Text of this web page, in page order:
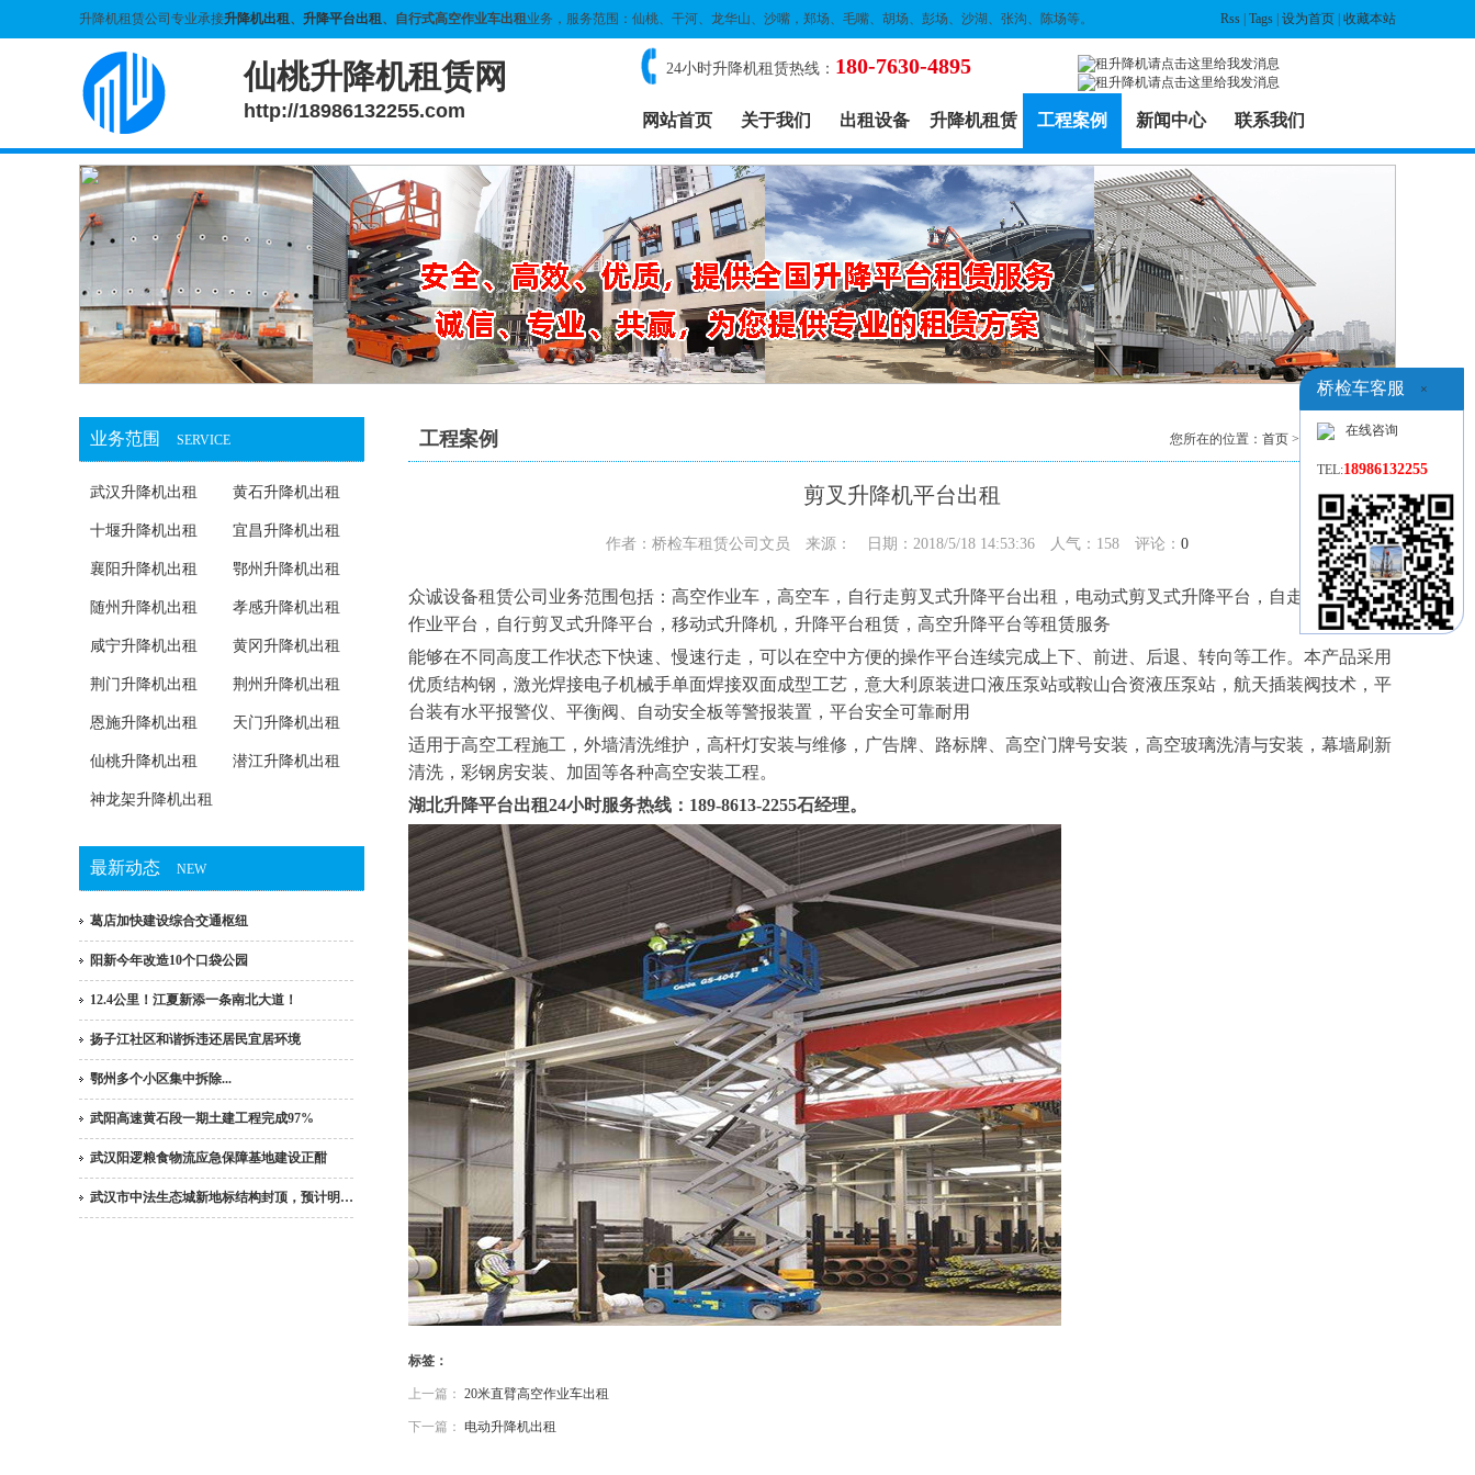
升降机租赁公司专业承接升降机出租、 升降平台出租、自行式高空作业车出租业务，服务范围：仙桃、干河、龙华山、沙嘴，郑场、毛嘴、胡场、彭场、沙湖、张沟、陈场等。 Rss Tags 设为首页 收藏本站
仙桃升降机租赁网
http://18986132255.com
24小时升降机租赁热线： 180-7630-4895
网站首页 关于我们 出租设备 升降机租赁 工程案例 新闻中心 联系我们
业务范围 SERVICE
武汉升降机出租 黄石升降机出租
十堰升降机出租 宜昌升降机出租
襄阳升降机出租 鄂州升降机出租
随州升降机出租 孝感升降机出租
咸宁升降机出租 黄冈升降机出租
荆门升降机出租 荆州升降机出租
恩施升降机出租 天门升降机出租
仙桃升降机出租 潜江升降机出租
神龙架升降机出租
最新动态 NEW
葛店加快建设综合交通枢纽
阳新今年改造10个口袋公园
12.4公里！江夏新添一条南北大道！
扬子江社区和谐拆违还居民宜居环境
鄂州多个小区集中拆除...
武阳高速黄石段一期土建工程完成97%
武汉阳逻粮食物流应急保障基地建设正酣
武汉市中法生态城新地标结构封顶，预计明…
您所在的位置： 首页 > 工程案例> 列表
工程案例
剪叉升降机平台出租
作者：桥检车租赁公司文员 来源： 日期：2018/5/18 14:53:36 人气： 158评论： 0
众诚设备租赁公司业务范围包括：高空作业车，高空车，自行走剪叉式升降平台出租，电动式剪叉式升降平台，自走剪叉式高空
作业平台，自行剪叉式升降平台，移动式升降机，升降平台租赁，高空升降平台等租赁服务
能够在不同高度工作状态下快速、慢速行走，可以在空中方便的操作平台连续完成上下、前进、后退、转向等工作。本产品采用
优质结构钢，激光焊接电子机械手单面焊接双面成型工艺，意大利原装进口液压泵站或鞍山合资液压泵站，航天插装阀技术，平
台装有水平报警仪、平衡阀、自动安全板等警报装置，平台安全可靠耐用
适用于高空工程施工，外墙清洗维护，高杆灯安装与维修，广告牌、路标牌、高空门牌号安装，高空玻璃洗清与安装，幕墙刷新
清洗，彩钢房安装、加固等各种高空安装工程。
湖北升降平台出租24小时服务热线：189-8613-2255石经理。
标签：
上一篇： 20米直臂高空作业车出租
下一篇： 电动升降机出租
桥检车客服 ×
在线咨询
TEL:18986132255